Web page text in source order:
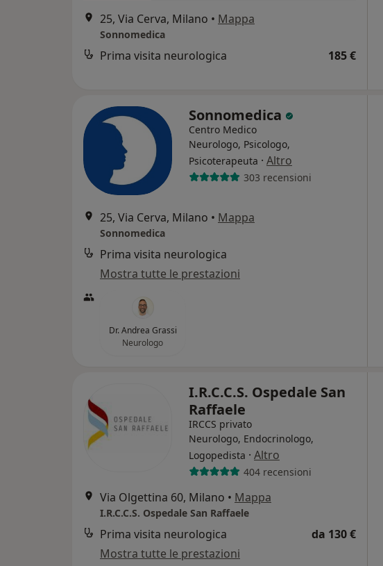
25, Via Cerva, Milano • Mappa
Sonnomedica
Prima visita neurologica 185 €
Sonnomedica
Centro Medico
Neurologo, Psicologo,
Psicoterapeuta · Altro
303 recensioni
25, Via Cerva, Milano • Mappa
Sonnomedica
Prima visita neurologica
Mostra tutte le prestazioni
Dr. Andrea Grassi
Neurologo
I.R.C.C.S. Ospedale San
Raffaele
IRCCS privato
Neurologo, Endocrinologo,
Logopedista · Altro
404 recensioni
Via Olgettina 60, Milano • Mappa
I.R.C.C.S. Ospedale San Raffaele
Prima visita neurologica
da 130 €
Mostra tutte le prestazioni